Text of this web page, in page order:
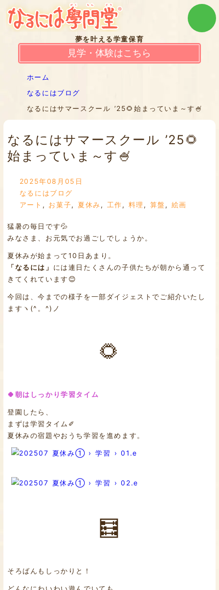
夢を叶える学童保育
見学・体験はこちら
ホーム
なるにはブログ
なるにはサマースクール ’25🌻始まっていま～す🍧
なるにはサマースクール ’25🌻
始まっていま～す🍧
2025年08月05日
なるにはブログ
アート , お菓子, 夏休み , 工作, 料理 , 算盤 , 絵画
猛暑の毎日です💦
みなさま、お元気でお過ごしでしょうか。
夏休みが始まって10日あまり。
「なるには」 には連日たくさんの子供たちが朝から通って
きてくれています😊
今回は、今までの様子を一部ダイジェストでご紹介いたし
ますヽ(^。^)ノ
🌻
🍀朝はしっかり学習タイム
登園したら、
まずは学習タイム✐
夏休みの宿題やおうち学習を進めます。
🧮
そろばんもしっかりと！
どんなにわいわい遊んでいても、